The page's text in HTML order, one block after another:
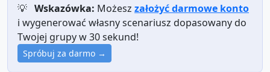
💡 Wskazówka: Możesz założyć darmowe konto
i wygenerować własny scenariusz dopasowany do
Twojej grupy w 30 sekund!
Spróbuj za darmo →